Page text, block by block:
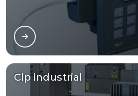
Clp industrial